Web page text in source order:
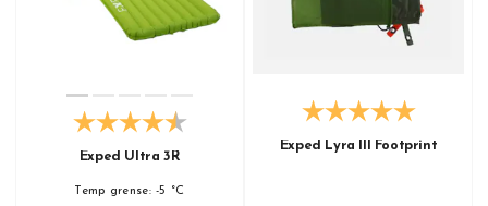
Exped Ultra 3R
Temp grense: -5 °C
Exped Lyra III Footprint